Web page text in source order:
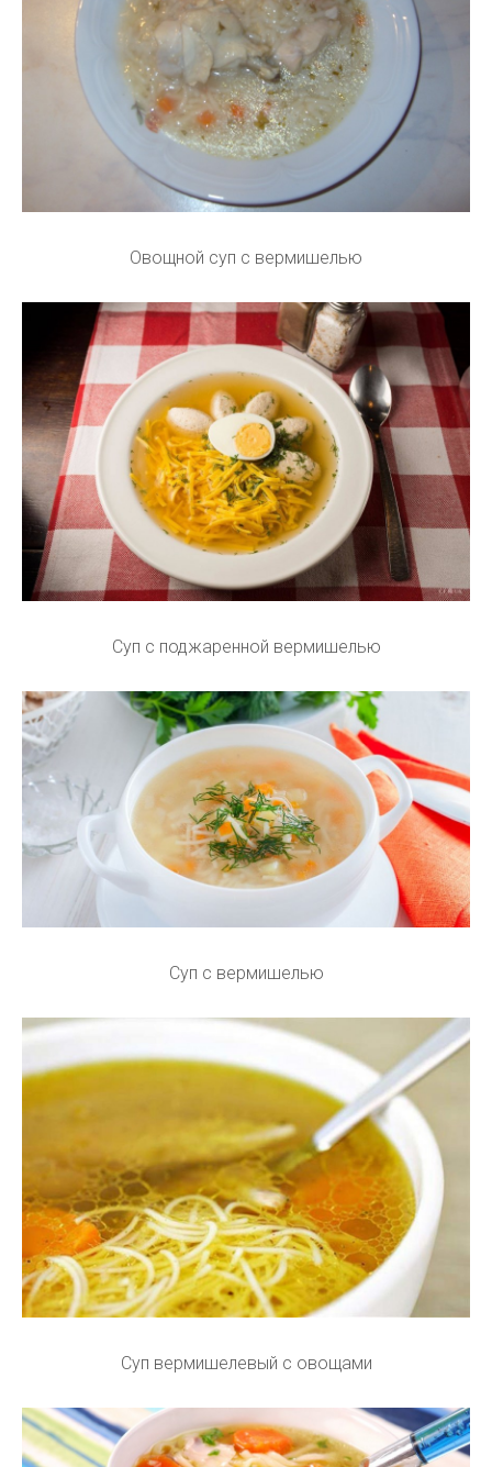
Овощной суп с вермишелью
Суп с поджаренной вермишелью
Суп с вермишелью
Суп вермишелевый с овощами